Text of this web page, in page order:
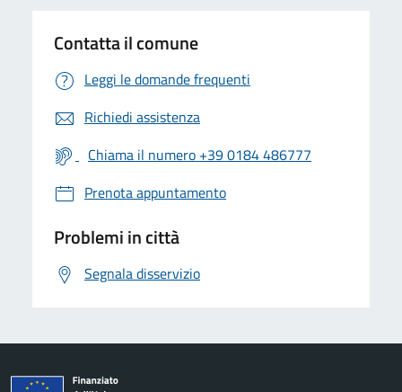
Contatta il comune
Leggi le domande frequenti
Richiedi assistenza
Chiama il numero +39 0184 486777
Prenota appuntamento
Problemi in città
Segnala disservizio